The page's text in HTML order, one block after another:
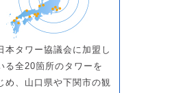
本タワー協議会に加盟し
る全20箇所のタワーを
め、山口県や下関市の観